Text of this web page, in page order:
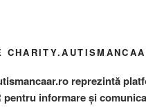
reprezintă
pentru informare și